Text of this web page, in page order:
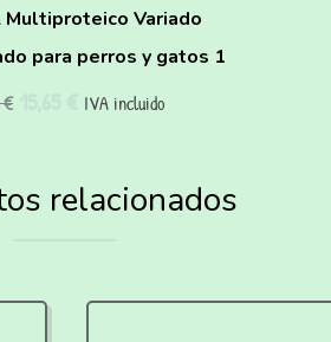
Multiproteico Variado
para perros y gatos 1
€ IVA incluido
relacionados